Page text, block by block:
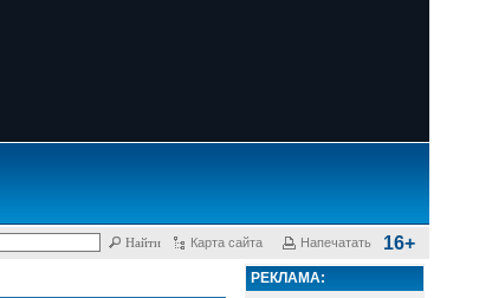
Карта сайта Напечатать 16+
РЕКЛАМА: